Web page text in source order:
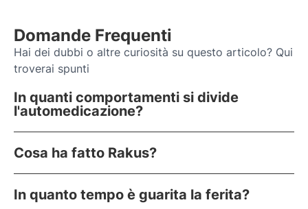
Domande Frequenti
Hai dei dubbi o altre curiosità su questo articolo? Qui
troverai spunti
In quanti comportamenti si divide
l'automedicazione?
Cosa ha fatto Rakus?
In quanto tempo è guarita la ferita?